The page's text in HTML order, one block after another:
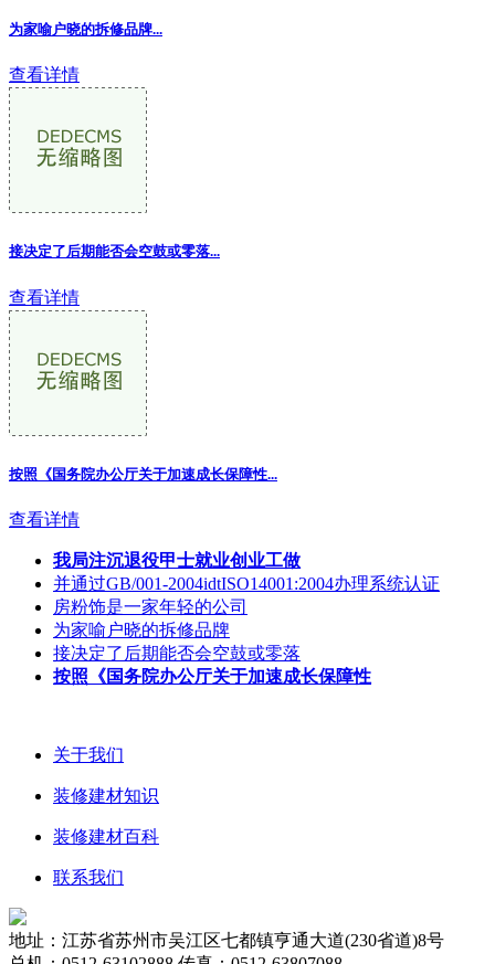
为家喻户晓的拆修品牌...
查看详情
接决定了后期能否会空鼓或零落...
查看详情
按照《国务院办公厅关于加速成长保障性...
查看详情
我局注沉退役甲士就业创业工做
并通过GB/001-2004idtISO14001:2004办理系统认证
房粉饰是一家年轻的公司
为家喻户晓的拆修品牌
接决定了后期能否会空鼓或零落
按照《国务院办公厅关于加速成长保障性
关于我们
装修建材知识
装修建材百科
联系我们
地址：江苏省苏州市吴江区七都镇亨通大道(230省道)8号